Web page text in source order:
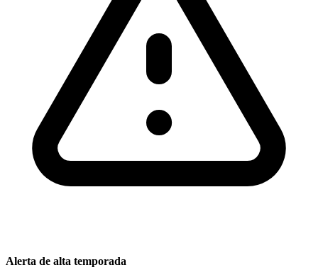
Alerta de alta temporada